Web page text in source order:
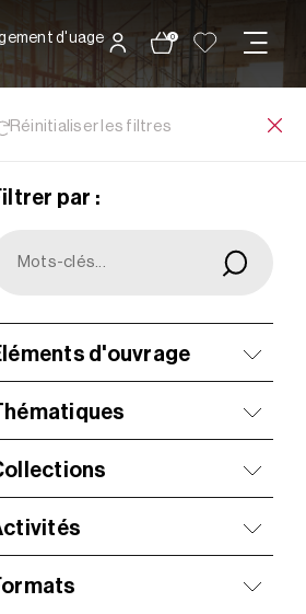
cookies
0
d'uage
Réinitialiser les filtres
par :
d'ouvrage
à votre
les plus
besoins grâce aux
NOUVEAUTÉS